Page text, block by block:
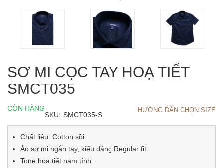
SƠ MI CỌC TAY HOẠ TIẾT
SMCT035
CÒN HÀNG HƯỚNG DẪN CHỌN SIZE
SKU: SMCT035-S
Chất liệu: Cotton sồi.
Áo sơ mi ngắn tay, kiểu dáng Regular fit.
Tone họa tiết nam tính.